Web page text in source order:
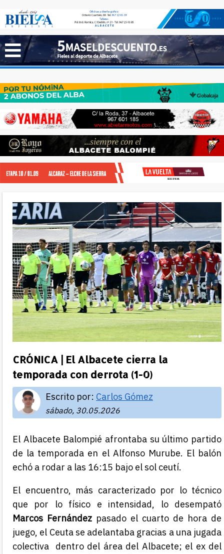
CRÓNICA | El Albacete cierra la
temporada con derrota (1-0)
Escrito por: Carlos Gómez
sábado, 30.05.2026
El Albacete Balompié afrontaba su último partido
de la temporada en el Alfonso Murube. El balón
echó a rodar a las 16:15 bajo el sol ceutí.
El encuentro, más caracterizado por lo técnico
que por lo físico e intensidad, lo desempató
Marcos Fernández pasado el cuarto de hora de
juego, el Ceuta se adelantaba gracias a una jugada
colectiva dentro del área del Albacete; el ex del